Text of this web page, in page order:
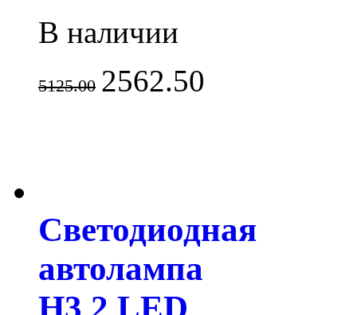
В наличии
5125.00 2562.50
Светодиодная
автолампа
H3 2 LED